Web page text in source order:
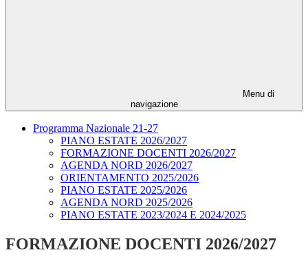
Menu di
navigazione
Programma Nazionale 21-27
PIANO ESTATE 2026/2027
FORMAZIONE DOCENTI 2026/2027
AGENDA NORD 2026/2027
ORIENTAMENTO 2025/2026
PIANO ESTATE 2025/2026
AGENDA NORD 2025/2026
PIANO ESTATE 2023/2024 E 2024/2025
FORMAZIONE DOCENTI 2026/2027